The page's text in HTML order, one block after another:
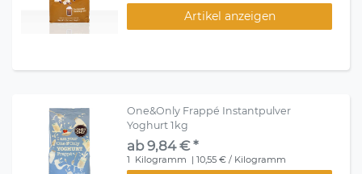
Artikel anzeigen
One&Only Frappé Instantpulver
Yoghurt 1kg
ab 9,84 € *
1 Kilogramm | 10,55 € / Kilogramm